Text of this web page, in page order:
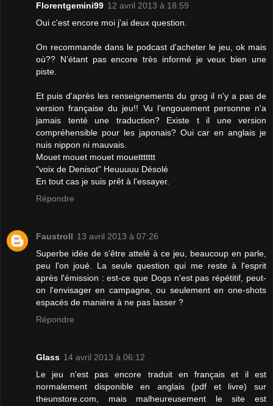
Florentgemini99 12 avril 2013 à 18:59
Oui c'est encore moi j'ai deux question.
On recommande dans le podcast d'acheter le jeu, ok mais
où?? N’étant pas encore très informé je veux bien une
piste.
Et puis d'après les renseignements du grog il n'y a pas de
version française du jeu!! Vu l’engouement personne n'a
jamais tenté une traduction? Existe t il une version
compréhensible pour les japonais? Oui car en anglais je
nuis nippon ni mauvais.
Mouet mouet mouet mouettttttt
"voix de Denisot" Heuuuuu Désolé
En tout cas je suis prêt à l'essayer.
Répondre
Faustroll 13 avril 2013 à 07:26
Superbe idée de s'être attelé à ce jeu, beaucoup en parle,
peu l'on joué. La seule question qui me reste à l'esprit
après l'émission : est-ce que Dogs n'est pas répétitif, peut-
on l'envisager en campagne, ou seulement en one-shots
espacés de manière à ne pas lasser ?
Répondre
Glass 14 avril 2013 à 06:12
Le jeu n'est pas encore traduit en français et il est
normalement disponible en anglais (pdf et livre) sur
theunstore.com, mais malheureusement le site est